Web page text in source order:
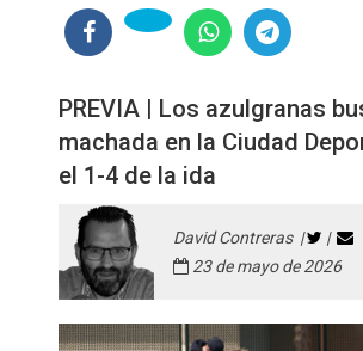
PREVIA | Los azulgranas
machada en la Ciudad
el 1-4 de la ida
David Contreras |
|
23 de mayo de 2026